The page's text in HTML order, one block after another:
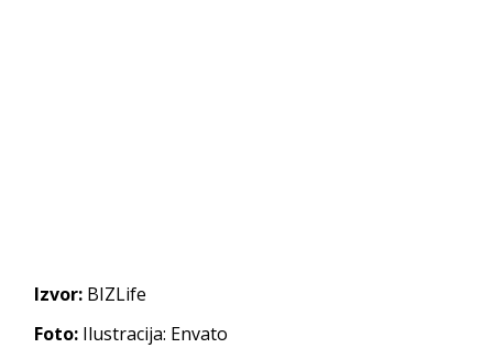
Izvor: BIZLife
Foto: Ilustracija: Envato